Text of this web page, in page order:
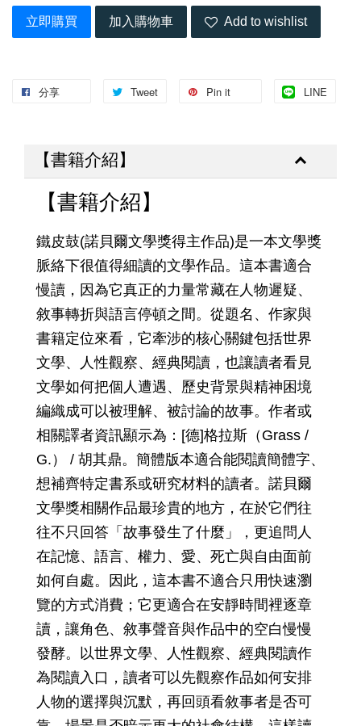
立即購買 加入購物車 Add to wishlist
分享 Tweet Pin it LINE
【書籍介紹】
【書籍介紹】
鐵皮鼓(諾貝爾文學獎得主作品)是一本文學獎
脈絡下很值得細讀的文學作品。這本書適合
慢讀，因為它真正的力量常藏在人物遲疑、
敘事轉折與語言停頓之間。從題名、作家與
書籍定位來看，它牽涉的核心關鍵包括世界
文學、人性觀察、經典閱讀，也讓讀者看見
文學如何把個人遭遇、歷史背景與精神困境
編織成可以被理解、被討論的故事。作者或
相關譯者資訊顯示為：[德]格拉斯（Grass /
G.） / 胡其鼎。簡體版本適合能閱讀簡體字、
想補齊特定書系或研究材料的讀者。諾貝爾
文學獎相關作品最珍貴的地方，在於它們往
往不只回答「故事發生了什麼」，更追問人
在記憶、語言、權力、愛、死亡與自由面前
如何自處。因此，這本書不適合只用快速瀏
覽的方式消費；它更適合在安靜時間裡逐章
讀，讓角色、敘事聲音與作品中的空白慢慢
發酵。以世界文學、人性觀察、經典閱讀作
為閱讀入口，讀者可以先觀察作品如何安排
人物的選擇與沉默，再回頭看敘事者是否可